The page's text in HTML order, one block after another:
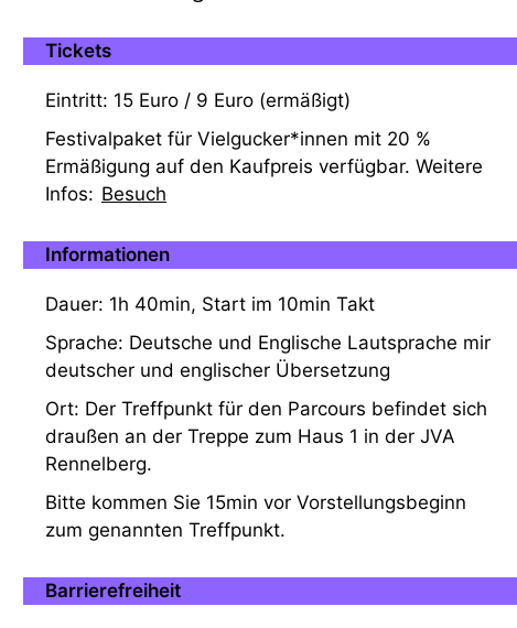
Tickets
Eintritt: 15 Euro / 9 Euro (ermäßigt)
Festivalpaket für Vielgucker*innen mit 20 %
Ermäßigung auf den Kaufpreis verfügbar. Weitere
Infos: Besuch
Informationen
Dauer: 1h 40min, Start im 10min Takt
Sprache: Deutsche und Englische Lautsprache mir
deutscher und englischer Übersetzung
Ort: Der Treffpunkt für den Parcours befindet sich
draußen an der Treppe zum Haus 1 in der JVA
Rennelberg.
Bitte kommen Sie 15min vor Vorstellungsbeginn
zum genannten Treffpunkt.
Barrierefreiheit